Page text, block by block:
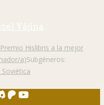
Yájina
Premio Hislibris a la mejor
a)Subgéneros:
Patreon
YouTube